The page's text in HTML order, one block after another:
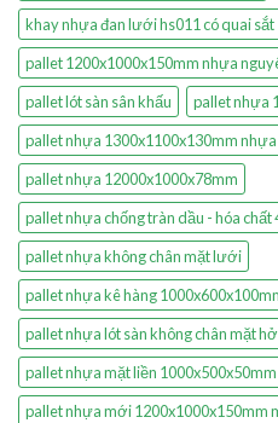
khay nhựa đan lưới hs011 có quai sắt
pallet 1200x1000x150mm nhựa
pallet lót sàn sân khấu
pallet nhựa
pallet nhựa 1300x1100x130mm
pallet nhựa 12000x1000x78mm
pallet nhựa chống tràn dầu - hóa
pallet nhựa không chân mặt lưới
pallet nhựa kê hàng
pallet nhựa lót sàn không chân mặt
pallet nhựa mặt liền
pallet nhựa mới 1200x1000x150mm